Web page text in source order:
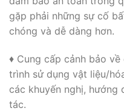
gặp phải những sự cố
chóng và dễ dàng hơn.
♦ Cung cấp cảnh bảo
trình sử dụng vật liệu/
các khuyến nghị,
tác.